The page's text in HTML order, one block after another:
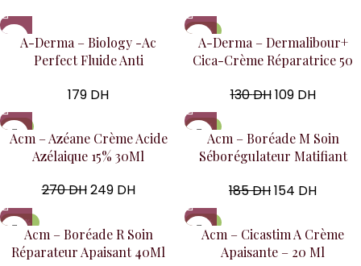
A-Derma – Biology -Ac
Perfect Fluide Anti
40Ml
179 DH
-16%
A-Derma – Dermalibour+
Cica-Crème Réparatrice 50
130DH109 DH
-8%
Acm – Azéane Crème Acide
Azélaique 15% 30Ml
270DH249 DH
-17%
Acm – Boréade M Soin
Séborégulateur Matifiant
185DH154 DH
-22%
Acm – Boréade R Soin
Réparateur Apaisant 40Ml
-19%
Acm – Cicastim A Crème
Apaisante – 20 Ml